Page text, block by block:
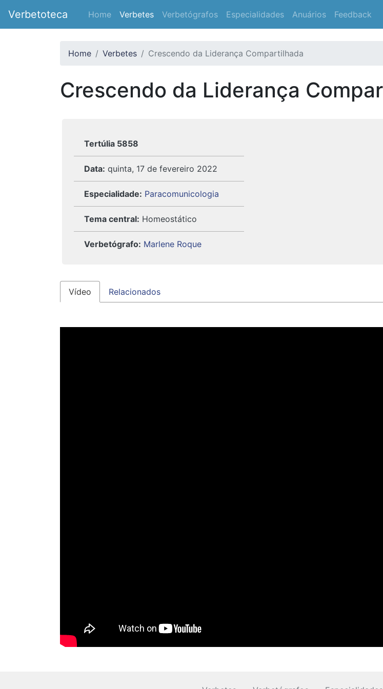
Verbetoteca Home Verbetes Verbetógrafos Especialidades Anuários Feedback
Home Verbetes Crescendo da Liderança Compartilhada
Crescendo da Liderança
Tertúlia 5858
Data: quinta, 17 de fevereiro 2022
Especialidade: Paracomunicologia
Tema central: Homeostático
Verbetógrafo: Marlene Roque
Vídeo Relacionados